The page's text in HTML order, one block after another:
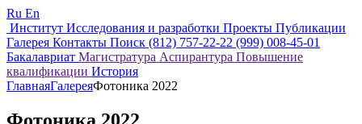
Ru En
Институт Исследования и разработки Проекты Публикации
Галерея Контакты Поиск (812) 757-22-22 (999) 008-45-01
Бакалавриат Магистратура Аспирантура Повышение
квалификации История
ГлавнаяГалереяФотоника 2022